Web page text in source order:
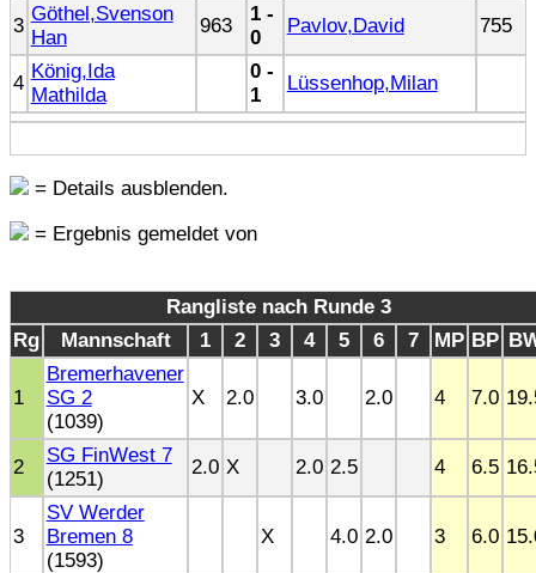
3
Göthel,Svenson
Han
963
1 -
0
Pavlov,David 755
4
König,Ida
Mathilda
0 -
1
Lüssenhop,Milan
= Details ausblenden.
= Ergebnis gemeldet von
Rangliste nach Runde 3
Rg
Mannschaft 1 2 3 4 5 6 7 MP BP
1
Bremerhavener
SG 2
(1039)
X 2.0 3.0 2.0 4 7.0
2
SG FinWest 7
(1251)
2.0 X 2.0 2.5 4 6.5
3
SV Werder
Bremen 8
(1593)
X 4.0 2.0 3 6.0